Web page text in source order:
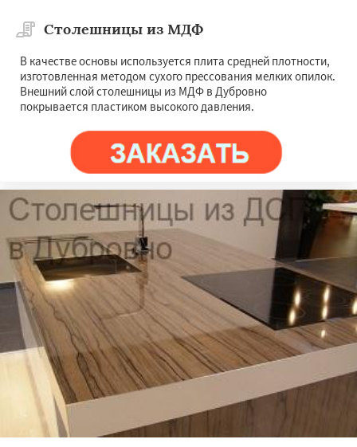
Столешницы из МДФ
В качестве основы используется плита средней плотности,
изготовленная методом сухого прессования мелких опилок.
Внешний слой столешницы из МДФ в Дубровно
покрывается пластиком высокого давления.